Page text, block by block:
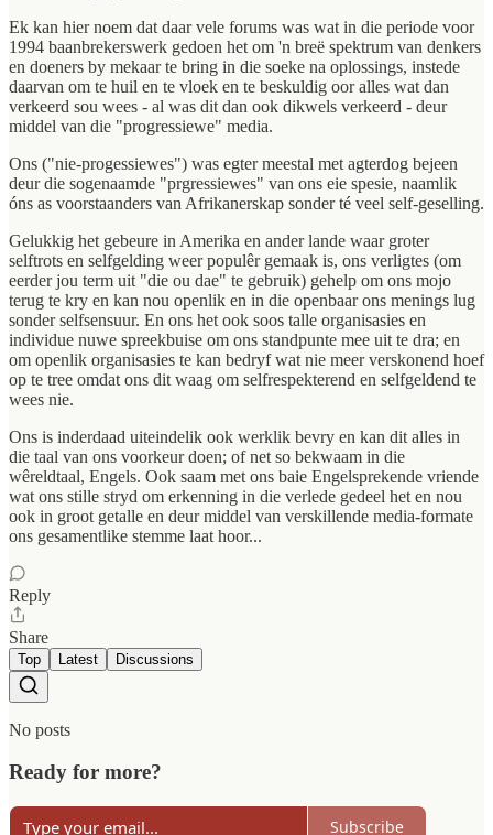
Ek kan hier noem dat daar vele forums was wat in die periode voor
1994 baanbrekerswerk gedoen het om 'n breë spektrum van denkers
en doeners by mekaar te bring in die soeke na oplossings, instede
daarvan om te huil en te vloek en te beskuldig oor alles wat dan
verkeerd sou wees - al was dit dan ook dikwels verkeerd - deur
middel van die "progressiewe" media.
Ons ("nie-progessiewes") was egter meestal met agterdog bejeen
deur die sogenaamde "prgressiewes" van ons eie spesie, naamlik
óns as voorstaanders van Afrikanerskap sonder té veel self-geselling.
Gelukkig het gebeure in Amerika en ander lande waar groter
selftrots en selfgelding weer populêr gemaak is, ons verligtes (om
eerder jou term uit "die ou dae" te gebruik) gehelp om ons mojo
terug te kry en kan nou openlik en in die openbaar ons menings lug
sonder selfsensuur. En ons het ook soos talle organisasies en
individue nuwe spreekbuise om ons standpunte mee uit te dra; en
om openlik organisasies te kan bedryf wat nie meer verskonend hoef
op te tree omdat ons dit waag om selfrespekterend en selfgeldend te
wees nie.
Ons is inderdaad uiteindelik ook werklik bevry en kan dit alles in
die taal van ons voorkeur doen; of net so bekwaam in die
wêreldtaal, Engels. Ook saam met ons baie Engelsprekende vriende
wat ons stille stryd om erkenning in die verlede gedeel het en nou
ook in groot getalle en deur middel van verskillende media-formate
ons gesamentlike stemme laat hoor...
Reply
Share
Top Latest Discussions
No posts
Ready for more?
Subscribe